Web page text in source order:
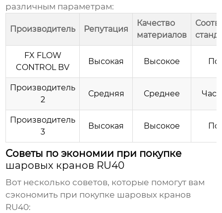
различным параметрам:
Производитель Репутация
Качество
материалов
FX FLOW
CONTROL BV
Высокая Высокое
Производитель
2
Средняя Среднее
Производитель
3
Высокая Высокое
Советы по экономии при покупке
шаровых кранов RU40
Вот несколько советов, которые помогут вам
сэкономить при покупке шаровых кранов
RU40: